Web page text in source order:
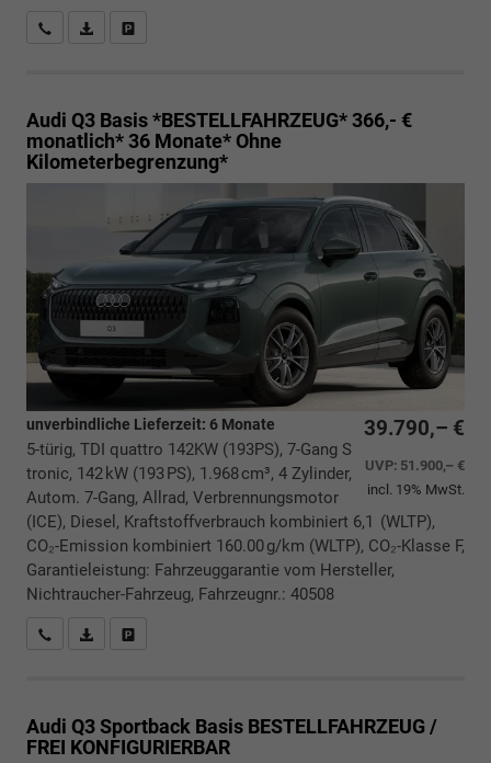
Rückrufbitte absenden
PDF-Datei, Fahrzeugexposé drucken
Audi Q3 Basis *BESTELLFAHRZEUG* 366,- €
monatlich* 36 Monate* Ohne
Kilometerbegrenzung*
39.790,– €
UVP: 51.900,– €
incl. 19% MwSt.
unverbindliche Lieferzeit: 6 Monate
5-türig, TDI quattro 142KW (193PS), 7-Gang S
tronic, 142 kW (193 PS), 1.968 cm³, 4 Zylinder,
Autom. 7-Gang, Allrad, Verbrennungsmotor
(ICE), Diesel, Kraftstoffverbrauch kombiniert 6,1 (WLTP),
CO₂-Emission kombiniert 160.00 g/km (WLTP), CO₂-Klasse F,
Garantieleistung: Fahrzeuggarantie vom Hersteller,
Nichtraucher-Fahrzeug, Fahrzeugnr.: 40508
Rückrufbitte absenden
PDF-Datei, Fahrzeugexposé drucken
Audi Q3 Sportback Basis BESTELLFAHRZEUG /
FREI KONFIGURIERBAR